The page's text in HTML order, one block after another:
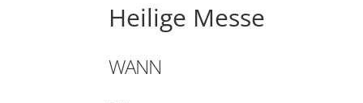
Heilige Messe
WANN